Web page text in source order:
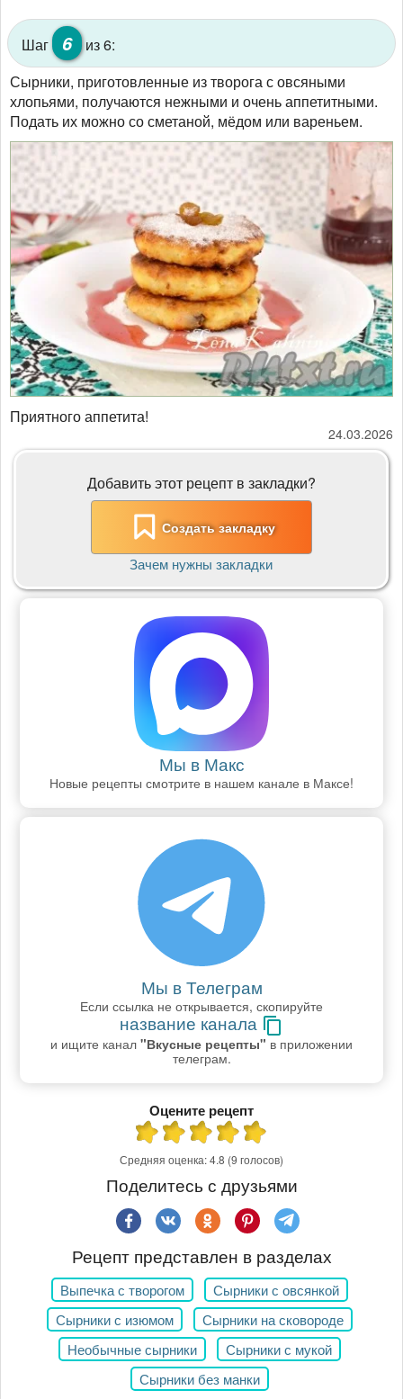
Шаг 6
из 6:
Сырники, приготовленные из творога с овсяными
хлопьями, получаются нежными и очень аппетитными.
Подать их можно со сметаной, мёдом или вареньем.
Приятного аппетита!
24.03.2026
Добавить этот рецепт в закладки?
Создать закладку
Зачем нужны закладки
Мы в Макс
Новые рецепты смотрите в нашем канале в Максе!
Мы в Телеграм
Если ссылка не открывается, скопируйте
название канала
и ищите канал "Вкусные рецепты" в приложении
телеграм.
Оцените рецепт
Средняя оценка:4.8 (9 голосов)
Поделитесь с друзьями
Рецепт представлен в разделах
Выпечка с творогом
Сырники с овсянкой
Сырники с изюмом
Сырники на сковороде
Необычные сырники
Сырники с мукой
Сырники без манки